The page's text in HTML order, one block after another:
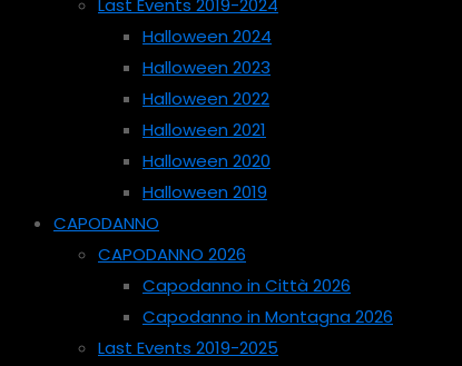
Last Events 2019-2024
Halloween 2024
Halloween 2023
Halloween 2022
Halloween 2021
Halloween 2020
Halloween 2019
CAPODANNO
CAPODANNO 2026
Capodanno in Città 2026
Capodanno in Montagna 2026
Last Events 2019-2025